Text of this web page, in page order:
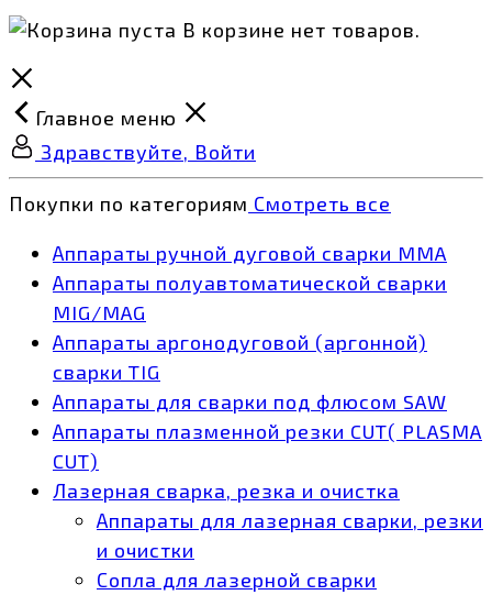
В корзине нет товаров.
Главное меню
Здравствуйте, Войти
Покупки по категориям Смотреть все
Аппараты ручной дуговой сварки MMA
Аппараты полуавтоматической сварки
MIG/MAG
Аппараты аргонодуговой (аргонной)
сварки TIG
Аппараты для сварки под флюсом SAW
Аппараты плазменной резки CUT( PLASMA
CUT)
Лазерная сварка, резка и очистка
Аппараты для лазерная сварки, резки
и очистки
Сопла для лазерной сварки